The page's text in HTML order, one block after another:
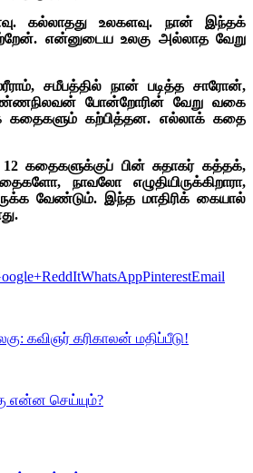
கல்லாதது உலகளவு. நான் இந்தக்
என்னுடைய உலகு அல்லாத வேறு
சமீபத்தில் நான் படித்த சாரோன்,
போன்றோரின் வேறு வகை
கதைகளும் கற்பித்தன. எல்லாக் கதை
கதைகளுக்குப் பின் சுதாகர் கத்தக்,
நாவலோ எழுதியிருக்கிறாரா,
வேண்டும். இந்த மாதிரிக் கையால்
ReddItWhatsAppPinterestEmail
கவிஞர் கரிகாலன் மதிப்பீடு!
என்ன செய்யும்?